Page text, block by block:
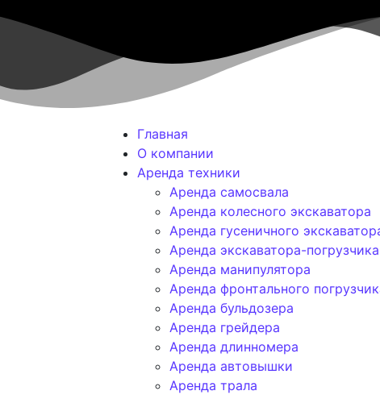
Главная
О компании
Аренда техники
Аренда самосвала
Аренда колесного экскаватора
Аренда гусеничного
Аренда экскаватора-погрузчика
Аренда манипулятора
Аренда фронтального
Аренда бульдозера
Аренда грейдера
Аренда длинномера
Аренда автовышки
Аренда трала